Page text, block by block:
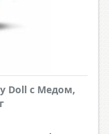
Doll с Медом,